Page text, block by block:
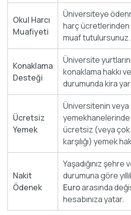
Okul Harcı
Muafiyeti
Üniversiteye
harç
muaf tutulursunuz.
Konaklama
Desteği
Üniversite
konaklama hakkı
durumunda kira
Ücretsiz
Yemek
Üniversitenin
yemekhanelerinde
ücretsiz (veya
karşılığı) yemek
Nakit
Ödenek
Yaşadığınız
durumuna göre
Euroarasında
hesabınıza yatar.